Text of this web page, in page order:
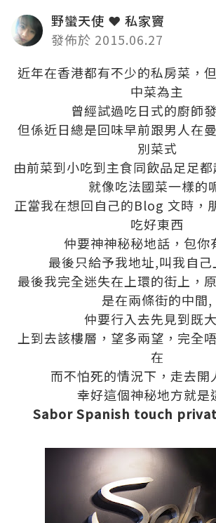
野蠻天使 ❤ 私家竇
發佈於 2015.06.27
近年在香港都有不少的私房菜，
中菜為主
曾經試過吃日式的廚師
但係近日總是回味早前跟男人在
別菜式
由前菜到小吃到主食同飲品足足
就像吃法國菜一樣的
正當我在想回自己的Blog 文時，
吃好東西
仲要神神秘秘地話，包你
最後只給予我地址,叫我自己
最後我完全迷失在上環的街上，
是在兩條街的中間,
仲要行入去先見到既
上到去該樓層，望多兩望，完全
在
而不怕死的情況下，走去開
幸好這個神秘地方就是
Sabor Spanish touch